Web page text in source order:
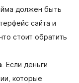
должен быть
сайта и
стоит обратить
. Если деньги
которые